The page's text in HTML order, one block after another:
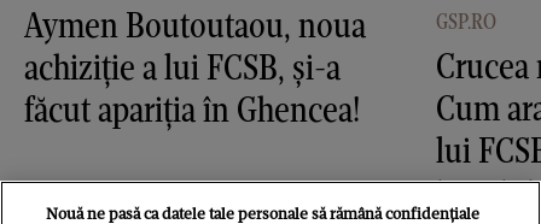
Aymen Boutoutaou, noua
achiziție a lui FCSB, și-a
făcut apariția în Ghencea!
GSP.RO
Crucea
Cum
lui
imagini
Nouă ne pasă ca datele tale personale să rămână confidențiale